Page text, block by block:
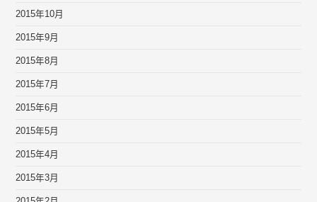
2015年10月
2015年9月
2015年8月
2015年7月
2015年6月
2015年5月
2015年4月
2015年3月